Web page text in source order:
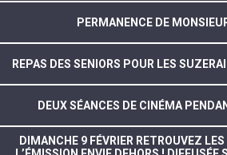
PERMANENCE DE
REPAS DES SENIORS POUR LES
DEUX SÉANCES DE CINÉMA
DIMANCHE 9 FÉVRIER RETROUVEZ